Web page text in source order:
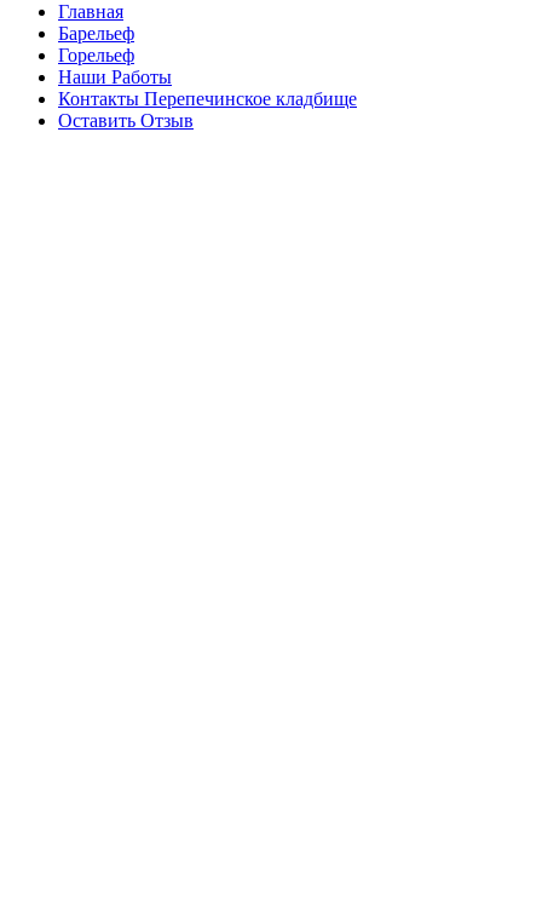
Главная
Барельеф
Горельеф
Наши Работы
Контакты Перепечинское кладбище
Оставить Отзыв